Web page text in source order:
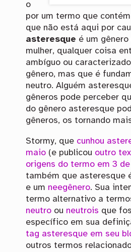
o
por um termo que
que não está aqui por
asteresque é um
mulher, qualquer coisa
ambíguo ou
gênero, mas que é
neutro. Alguém
gêneros pode perceber
do gênero asteresque
gêneros, os tornando
Stormy, que cunhou
maio(e publicou outro
origens do termo em 3 de
também que asteresque
e um neegênero. Sua
termo alternativo a
neutroou neutrois que
específico em sua
tag asteresque em seu
outros termos